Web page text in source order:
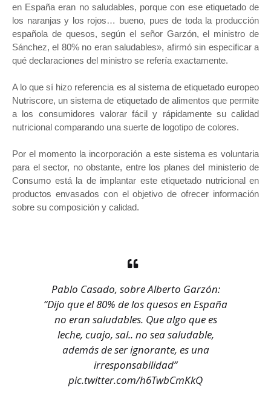
en España eran no saludables, porque con ese etiquetado de
los naranjas y los rojos… bueno, pues de toda la producción
española de quesos, según el señor Garzón, el ministro de
Sánchez, el 80% no eran saludables», afirmó sin especificar a
qué declaraciones del ministro se refería exactamente.
A lo que sí hizo referencia es al sistema de etiquetado europeo
Nutriscore, un sistema de etiquetado de alimentos que permite
a los consumidores valorar fácil y rápidamente su calidad
nutricional comparando una suerte de logotipo de colores.
Por el momento la incorporación a este sistema es voluntaria
para el sector, no obstante, entre los planes del ministerio de
Consumo está la de implantar este etiquetado nutricional en
productos envasados con el objetivo de ofrecer información
sobre su composición y calidad.
Pablo Casado, sobre Alberto Garzón:
“Dijo que el 80% de los quesos en España
no eran saludables. Que algo que es
leche, cuajo, sal.. no sea saludable,
además de ser ignorante, es una
irresponsabilidad”
pic.twitter.com/h6TwbCmKkQ